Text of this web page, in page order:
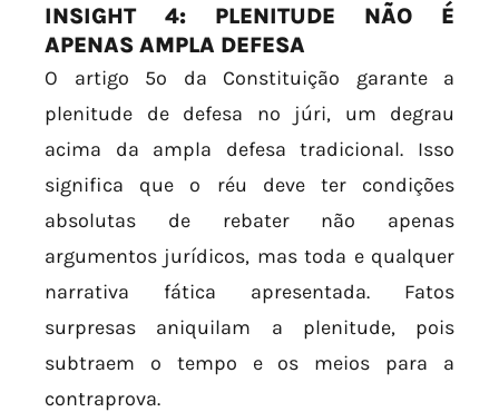
INSIGHT 4: PLENITUDE NÃO É
APENAS AMPLA DEFESA
O artigo 5º da Constituição garante a
plenitude de defesa no júri, um degrau
acima da ampla defesa tradicional. Isso
significa que o réu deve ter condições
absolutas de rebater não apenas
argumentos jurídicos, mas toda e qualquer
narrativa fática apresentada. Fatos
surpresas aniquilam a plenitude, pois
subtraem o tempo e os meios para a
contraprova.